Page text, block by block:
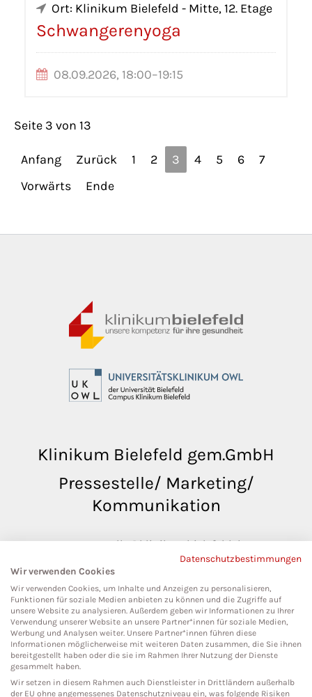
Ort: Klinikum Bielefeld - Mitte, 12. Etage
Schwangerenyoga
08.09.2026, 18:00–19:15
Seite 3 von 13
Anfang Zurück 1 2 3 4 5 6
7
Vorwärts
Ende
Klinikum Bielefeld gem.GmbH
Pressestelle/ Marketing/
Kommunikation
pressestelle@klinikumbielefeld.de
Teutoburger Str. 50
33604 Bielefeld
Social Media
Datenschutzbestimmungen
Wir verwenden Cookies
Wir verwenden Cookies, um Inhalte und Anzeigen zu personalisieren,
Funktionen für soziale Medien anbieten zu können und die Zugriffe auf
unsere Website zu analysieren. Außerdem geben wir Informationen zu Ihrer
Verwendung unserer Website an unsere Partner*innen für soziale Medien,
Werbung und Analysen weiter. Unsere Partner*innen führen diese
Informationen möglicherweise mit weiteren Daten zusammen, die Sie ihnen
bereitgestellt haben oder die sie im Rahmen Ihrer Nutzung der Dienste
gesammelt haben.
Wir setzen in diesem Rahmen auch Dienstleister in Drittländern außerhalb
der EU ohne angemessenes Datenschutzniveau ein, was folgende Risiken